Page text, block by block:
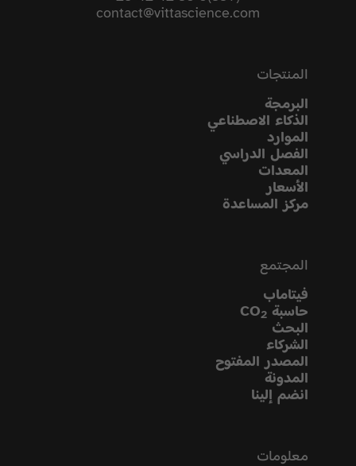
contact@vittascience.com
المنتجات
البرمجة
الذكاء الاصطناعي
الموارد
الفصل الدراسي
المعدات
الأسعار
مركز المساعدة
المجتمع
فيتاماب
حاسبة CO 2
البحث
الشركاء
المصدر المفتوح
المدونة
انضم إلينا
معلومات